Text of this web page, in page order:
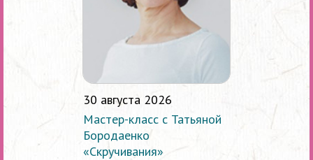
30 августа 2026
Мастер-класс с Татьяной
Бородаенко
«Скручивания»